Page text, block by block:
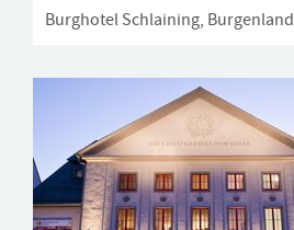
Burghotel Schlaining, Burgenland